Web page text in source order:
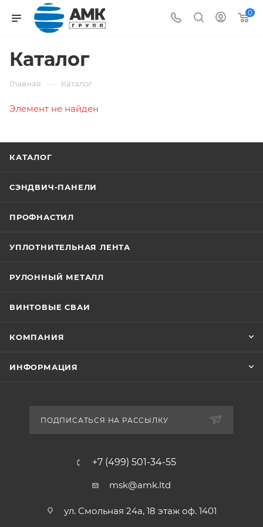
0
Каталог
Главная — Каталог
Элемент не найден
КАТАЛОГ
СЭНДВИЧ-ПАНЕЛИ
ПРОФНАСТИЛ
УПЛОТНИТЕЛЬНАЯ ЛЕНТА
РУЛОННЫЙ МЕТАЛЛ
ВИНТОВЫЕ СВАИ
КОМПАНИЯ
ИНФОРМАЦИЯ
ПОДПИСАТЬСЯ НА РАССЫЛКУ
+7 (499) 501-34-55
msk@amk.ltd
ул. Смольная 24а, 18 этаж оф. 1401